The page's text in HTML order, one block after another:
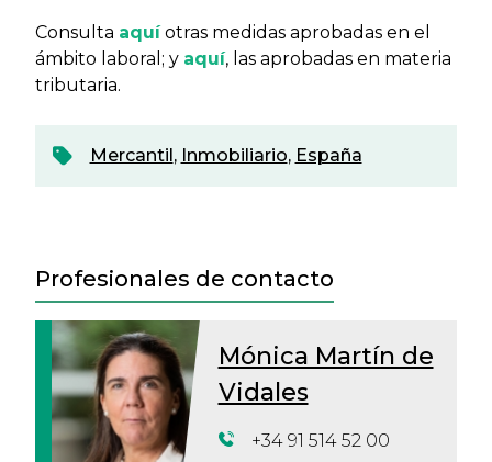
Consulta aquíotras medidas aprobadas en el
ámbito laboral; y aquí, las aprobadas en materia
tributaria.
Mercantil, Inmobiliario, España
Profesionales de contacto
Mónica Martín de
Vidales
+34 91 514 52 00